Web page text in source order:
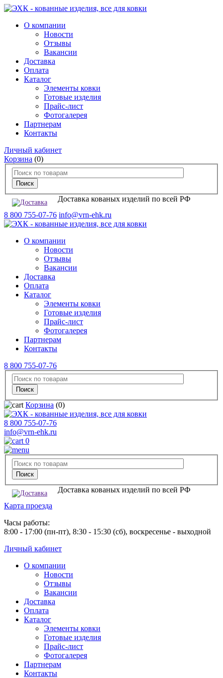
О компании
Новости
Отзывы
Вакансии
Доставка
Оплата
Каталог
Элементы ковки
Готовые изделия
Прайс-лист
Фотогалерея
Партнерам
Контакты
Личный кабинет
Корзина (0)
Доставка кованых изделий по всей РФ
8 800 755-07-76 info@vrn-ehk.ru
О компании
Новости
Отзывы
Вакансии
Доставка
Оплата
Каталог
Элементы ковки
Готовые изделия
Прайс-лист
Фотогалерея
Партнерам
Контакты
8 800 755-07-76
Корзина (0)
8 800 755-07-76
info@vrn-ehk.ru
0
Доставка кованых изделий по всей РФ
Карта проезда
Часы работы:
8:00 - 17:00 (пн-пт), 8:30 - 15:30 (сб), воскресенье - выходной
Личный кабинет
О компании
Новости
Отзывы
Вакансии
Доставка
Оплата
Каталог
Элементы ковки
Готовые изделия
Прайс-лист
Фотогалерея
Партнерам
Контакты